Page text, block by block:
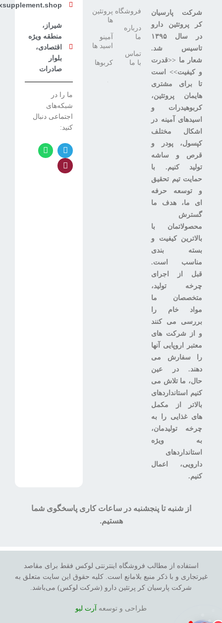
شرکت پارسیان
کر پروتئین دارو
در سال ۱۳۹۵
تاسیس شد.
شعار ما <<قدرت
و کیفیت>> است
تا برای مشتری
هایمان پروتئین،
کربوهیدرات و
اسیدهای آمینه در
اشکال مختلف
کپسول، پودر و
قرص و ساشه
تولید کنیم. با
حمایت تیم تحقیق
و توسعه حرفه
ای ما، هدف ما
گسترش
محصولاتمان با
بالاترین کیفیت و
بسته بندی
مناسب است.
قبل از اجرای
چرخه تولید،
متخصصان ما
مواد خام را
بررسی می کنند
و از شرکت های
معتبر اروپایی آنها
را سفارش می
دهند. در عین
حال، ما تلاش می
کنیم استانداردهای
بالاتر از مکمل
های غذایی را به
چرخه تولیدمان،
به ویژه
استانداردهای
دارویی، اعمال
کنیم.
فروشگاه
درباره
ما
تماس
با ما
پروتئین
ها
آمینو
اسید ها
کربوها
شیراز،
منطقه ویژه
اقتصادی،
بلوار
صادرات
ما را در
شبکه‌های
اجتماعی دنبال
کنید:
از شنبه تا پنجشنبه در ساعات کاری پاسخگوی شما
هستیم.
استفاده از مطالب فروشگاه اینترنتی لوکس فقط برای مقاصد
غیرتجاری و با ذکر منبع بلامانع است. کلیه حقوق این سایت متعلق به
شرکت پارسیان کر پرتئین دارو (شرکت لوکس) می‌باشد.
طراحی و توسعه آرت لیو